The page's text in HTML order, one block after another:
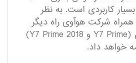
کاربردی است. به نظر
شرکت هوآوی راه دیگر
اعضای خانواده‌اش (Y7 Prime و Y7 Prime 2018)
خواهد داد.